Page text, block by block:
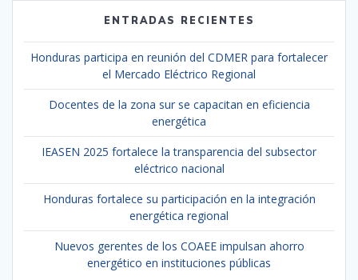
ENTRADAS RECIENTES
Honduras participa en reunión del CDMER para fortalecer
el Mercado Eléctrico Regional
Docentes de la zona sur se capacitan en eficiencia
energética
IEASEN 2025 fortalece la transparencia del subsector
eléctrico nacional
Honduras fortalece su participación en la integración
energética regional
Nuevos gerentes de los COAEE impulsan ahorro
energético en instituciones públicas